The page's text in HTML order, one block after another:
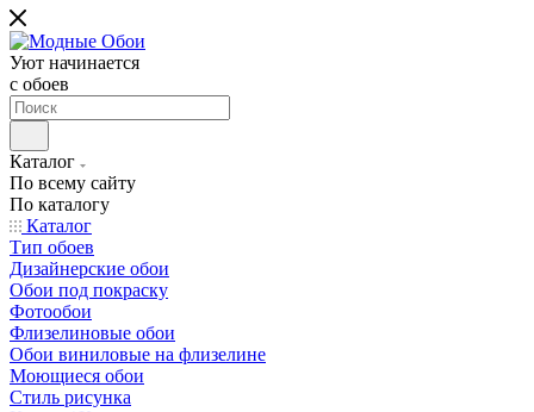
Уют начинается
c обоев
Каталог
По всему сайту
По каталогу
Каталог
Тип обоев
Дизайнерские обои
Обои под покраску
Фотообои
Флизелиновые обои
Обои виниловые на флизелине
Моющиеся обои
Стиль рисунка